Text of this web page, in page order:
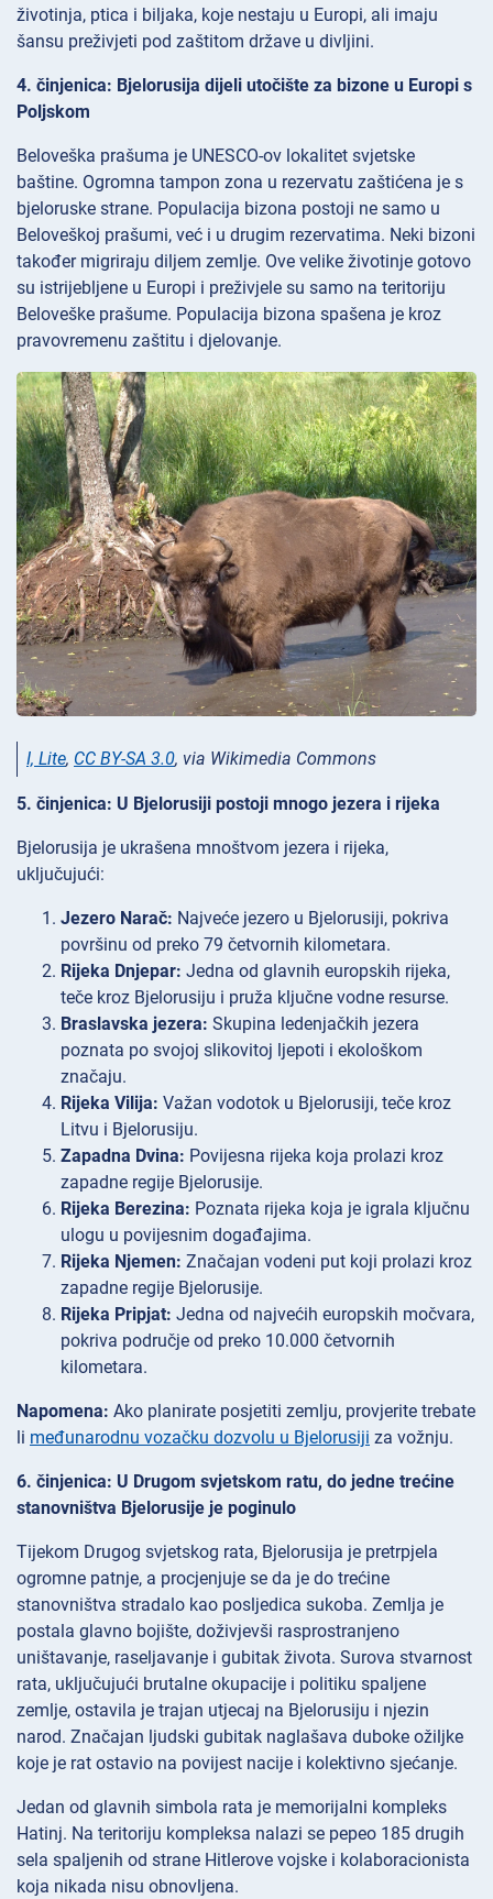
životinja, ptica i biljaka, koje nestaju u Europi, ali imaju
šansu preživjeti pod zaštitom države u divljini.
4. činjenica: Bjelorusija dijeli utočište za bizone u Europi s
Poljskom
Beloveška prašuma je UNESCO-ov lokalitet svjetske
baštine. Ogromna tampon zona u rezervatu zaštićena je s
bjeloruske strane. Populacija bizona postoji ne samo u
Beloveškoj prašumi, već i u drugim rezervatima. Neki bizoni
također migriraju diljem zemlje. Ove velike životinje gotovo
su istrijebljene u Europi i preživjele su samo na teritoriju
Beloveške prašume. Populacija bizona spašena je kroz
pravovremenu zaštitu i djelovanje.
I, Lite, CC BY-SA 3.0, via Wikimedia Commons
5. činjenica: U Bjelorusiji postoji mnogo jezera i rijeka
Bjelorusija je ukrašena mnoštvom jezera i rijeka,
uključujući:
Jezero Narač: Najveće jezero u Bjelorusiji, pokriva
površinu od preko 79 četvornih kilometara.
Rijeka Dnjepar: Jedna od glavnih europskih rijeka,
teče kroz Bjelorusiju i pruža ključne vodne resurse.
Braslavska jezera: Skupina ledenjačkih jezera
poznata po svojoj slikovitoj ljepoti i ekološkom
značaju.
Rijeka Vilija: Važan vodotok u Bjelorusiji, teče kroz
Litvu i Bjelorusiju.
Zapadna Dvina: Povijesna rijeka koja prolazi kroz
zapadne regije Bjelorusije.
Rijeka Berezina: Poznata rijeka koja je igrala ključnu
ulogu u povijesnim događajima.
Rijeka Njemen: Značajan vodeni put koji prolazi kroz
zapadne regije Bjelorusije.
Rijeka Pripjat: Jedna od najvećih europskih močvara,
pokriva područje od preko 10.000 četvornih
kilometara.
Napomena: Ako planirate posjetiti zemlju, provjerite trebate
li međunarodnu vozačku dozvolu u Bjelorusiji za vožnju.
6. činjenica: U Drugom svjetskom ratu, do jedne trećine
stanovništva Bjelorusije je poginulo
Tijekom Drugog svjetskog rata, Bjelorusija je pretrpjela
ogromne patnje, a procjenjuje se da je do trećine
stanovništva stradalo kao posljedica sukoba. Zemlja je
postala glavno bojište, doživjevši rasprostranjeno
uništavanje, raseljavanje i gubitak života. Surova stvarnost
rata, uključujući brutalne okupacije i politiku spaljene
zemlje, ostavila je trajan utjecaj na Bjelorusiju i njezin
narod. Značajan ljudski gubitak naglašava duboke ožiljke
koje je rat ostavio na povijest nacije i kolektivno sjećanje.
Jedan od glavnih simbola rata je memorijalni kompleks
Hatinj. Na teritoriju kompleksa nalazi se pepeo 185 drugih
sela spaljenih od strane Hitlerove vojske i kolaboracionista
koja nikada nisu obnovljena.